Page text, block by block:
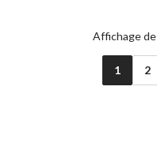
Affichage
1 2